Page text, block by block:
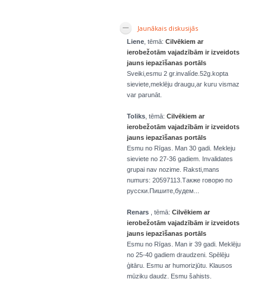
Jaunākais diskusijās
Liene , tēmā: Cilvēkiem ar
ierobežotām vajadzībām ir izveidots
jauns iepazīšanas portāls
Sveiki,esmu 2 gr.invalíde.52g.kopta
sieviete,meklēju draugu,ar kuru vismaz
var parunāt.
Toliks , tēmā: Cilvēkiem ar
ierobežotām vajadzībām ir izveidots
jauns iepazīšanas portāls
Esmu no Rīgas. Man 30 gadi. Mekleju
sieviete no 27-36 gadiem. Invalidates
grupai nav nozime. Raksti,mans
numurs: 20597113.Также говорю по
русски.Пишите,будем...
Renars , tēmā: Cilvēkiem ar
ierobežotām vajadzībām ir izveidots
jauns iepazīšanas portāls
Esmu no Rīgas. Man ir 39 gadi. Meklēju
no 25-40 gadiem draudzeni. Spēlēju
ģitāru. Esmu ar humorizjūtu. Klausos
mūziku daudz. Esmu šahists.